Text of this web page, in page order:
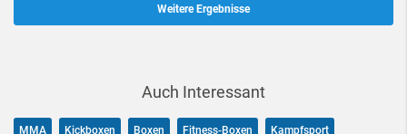
Weitere Ergebnisse
Auch Interessant
MMA Kickboxen Boxen Fitness-Boxen Kampfsport